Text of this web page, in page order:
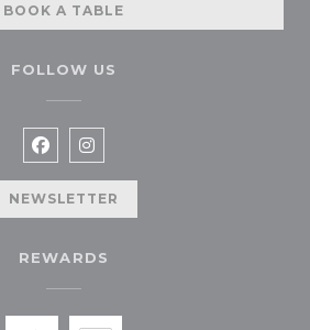
BOOK A TABLE
FOLLOW US
Facebook ((opens in a new
Instagram ((opens in a
NEWSLETTER
REWARDS